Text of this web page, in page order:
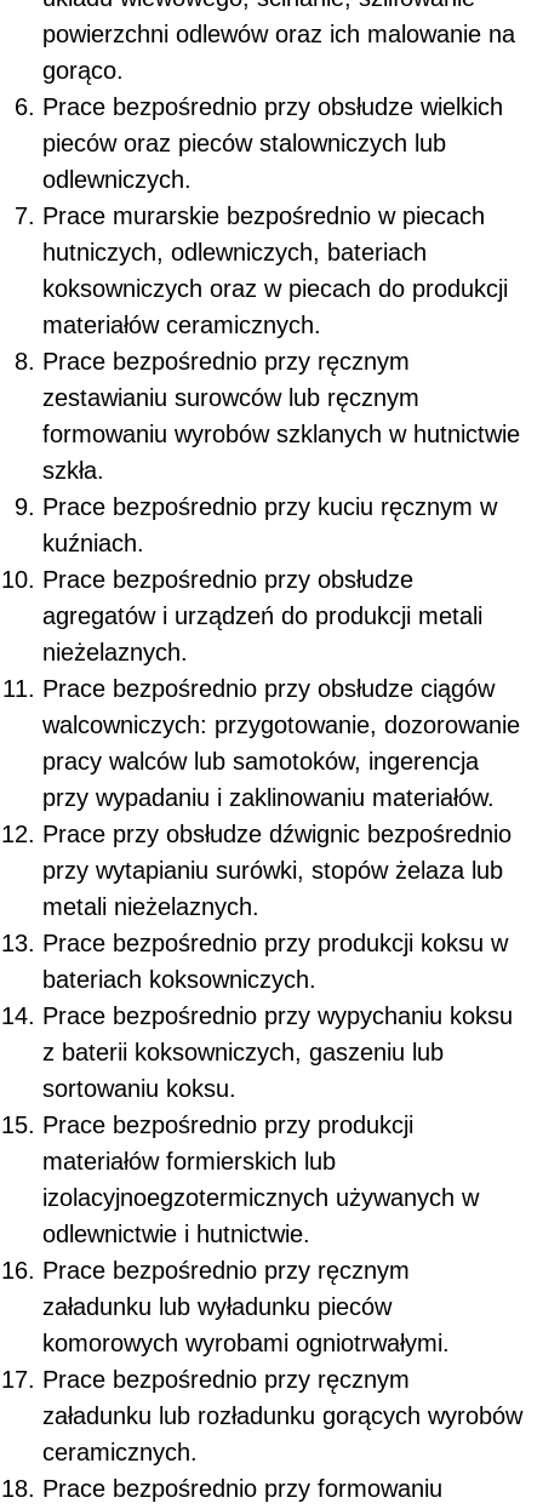
powierzchni odlewów oraz ich malowanie na
gorąco.
Prace bezpośrednio przy obsłudze wielkich
pieców oraz pieców stalowniczych lub
odlewniczych.
Prace murarskie bezpośrednio w piecach
hutniczych, odlewniczych, bateriach
koksowniczych oraz w piecach do produkcji
materiałów ceramicznych.
Prace bezpośrednio przy ręcznym
zestawianiu surowców lub ręcznym
formowaniu wyrobów szklanych w hutnictwie
szkła.
Prace bezpośrednio przy kuciu ręcznym w
kuźniach.
Prace bezpośrednio przy obsłudze
agregatów i urządzeń do produkcji metali
nieżelaznych.
Prace bezpośrednio przy obsłudze ciągów
walcowniczych: przygotowanie, dozorowanie
pracy walców lub samotoków, ingerencja
przy wypadaniu i zaklinowaniu materiałów.
Prace przy obsłudze dźwignic bezpośrednio
przy wytapianiu surówki, stopów żelaza lub
metali nieżelaznych.
Prace bezpośrednio przy produkcji koksu w
bateriach koksowniczych.
Prace bezpośrednio przy wypychaniu koksu
z baterii koksowniczych, gaszeniu lub
sortowaniu koksu.
Prace bezpośrednio przy produkcji
materiałów formierskich lub
izolacyjnoegzotermicznych używanych w
odlewnictwie i hutnictwie.
Prace bezpośrednio przy ręcznym
załadunku lub wyładunku pieców
komorowych wyrobami ogniotrwałymi.
Prace bezpośrednio przy ręcznym
załadunku lub rozładunku gorących wyrobów
ceramicznych.
Prace bezpośrednio przy formowaniu